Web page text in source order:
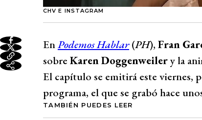
CHV E INSTAGRAM
EnPodemos Hablar(PH), Fran
sobre Karen Doggenweilery la
El capítulo se emitirá este viernes,
programa, el que se grabó hace
TAMBIÉN PUEDES LEER